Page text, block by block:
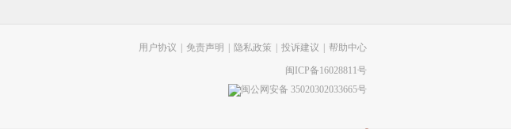
帮助中心
投诉建议
隐私政策
免责声明
用户协议
闽ICP备16028811号
闽公网安备 35020302033665号